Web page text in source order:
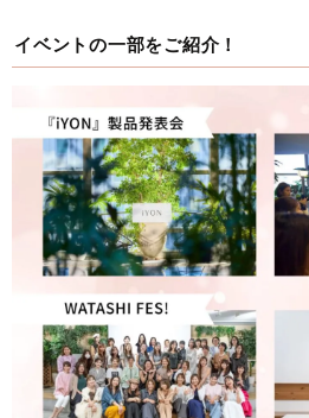
イベントの一部をご紹介！